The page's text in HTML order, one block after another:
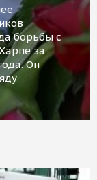
борьбы с
за
Он